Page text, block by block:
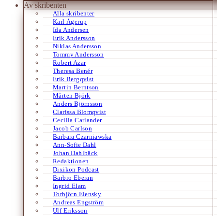
Av skribenten
Alla skribenter
Karl Ågerup
Ida Andersen
Erik Andersson
Niklas Andersson
Tommy Andersson
Robert Azar
Theresa Benér
Erik Bergqvist
Martin Berntson
Mårten Björk
Anders Björnsson
Clarissa Blomqvist
Cecilia Carlander
Jacob Carlson
Barbara Czarniawska
Ann-Sofie Dahl
Johan Dahlbäck
Redaktionen
Dixikon Podcast
Barbro Eberan
Ingrid Elam
Torbjörn Elensky
Andreas Engström
Ulf Eriksson